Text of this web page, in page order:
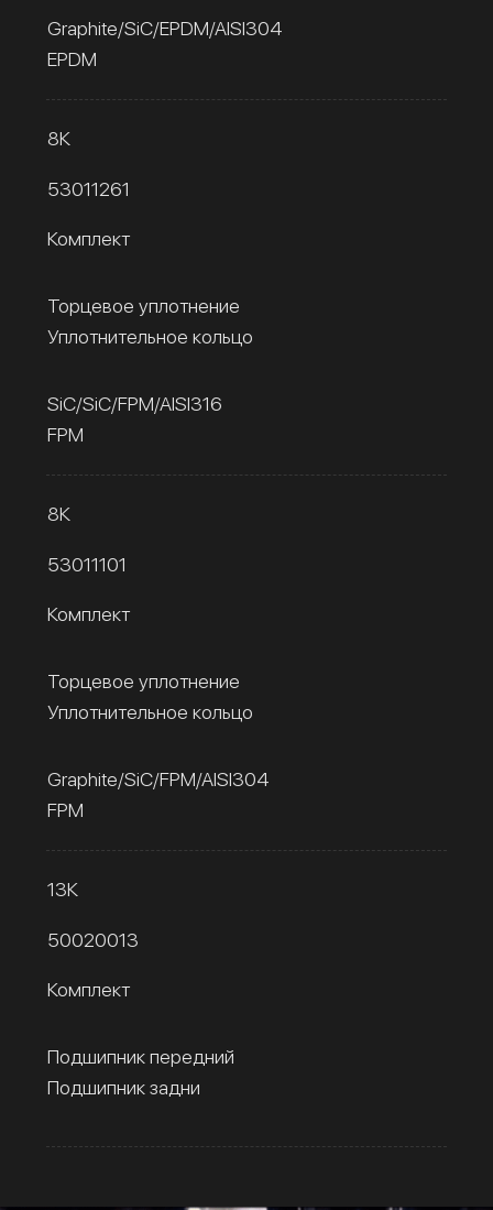
Graphite/SiC/EPDM/AISI304
EPDM
8К
53011261
Комплект
Торцевое уплотнение
Уплотнительное кольцо
SiC/SiC/FPM/AISI316
FPM
8К
53011101
Комплект
Торцевое уплотнение
Уплотнительное кольцо
Graphite/SiC/FPM/AISI304
FPM
13К
50020013
Комплект
Подшипник передний
Подшипник задни